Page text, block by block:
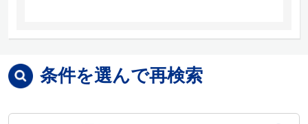
条件を選んで再検索